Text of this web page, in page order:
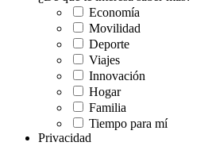
Economía
Movilidad
Deporte
Viajes
Innovación
Hogar
Familia
Tiempo para mí
Privacidad